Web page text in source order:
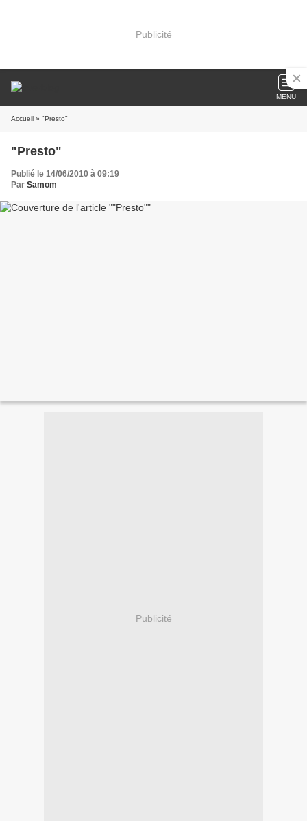
Publicité
MENU
Accueil » "Presto"
"Presto"
Publié le 14/06/2010 à 09:19
Par Samom
Publicité